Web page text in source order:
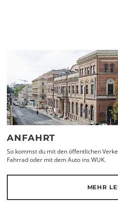
ANFAHRT
So kommst du mit den öffentlichen
Fahrrad oder mit dem Auto ins WUK.
MEHR